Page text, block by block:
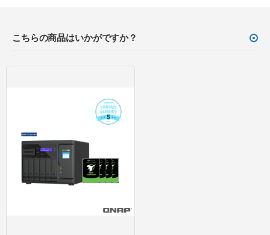
こちらの商品はいかがですか？